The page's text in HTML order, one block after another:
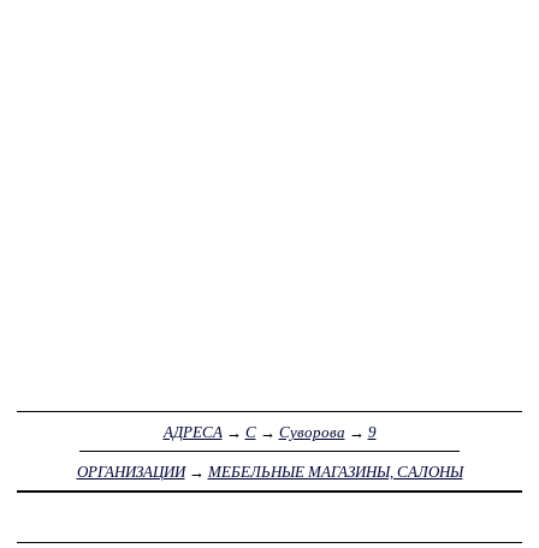
АДРЕСА → С→ Суворова → 9
ОРГАНИЗАЦИИ→ МЕБЕЛЬНЫЕ МАГАЗИНЫ, САЛОНЫ